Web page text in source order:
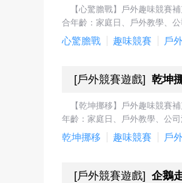
【心驚膽戰】戶外趣味競賽
合年齡：家庭日、戶外教學、
心驚膽戰 趣味競賽 戶
[戶外競賽遊戲] 乾坤
【乾坤挪移】戶外趣味競賽
年齡：家庭日、戶外教學、公
乾坤挪移 趣味競賽 戶
[戶外競賽遊戲] 企鵝